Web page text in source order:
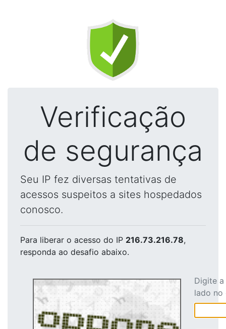
Verificação
de segurança
Seu IP fez diversas tentativas de
acessos suspeitos a sites hospedados
conosco.
Para liberar o acesso do IP 216.73.216.78,
responda ao desafio abaixo.
Digite
lado no